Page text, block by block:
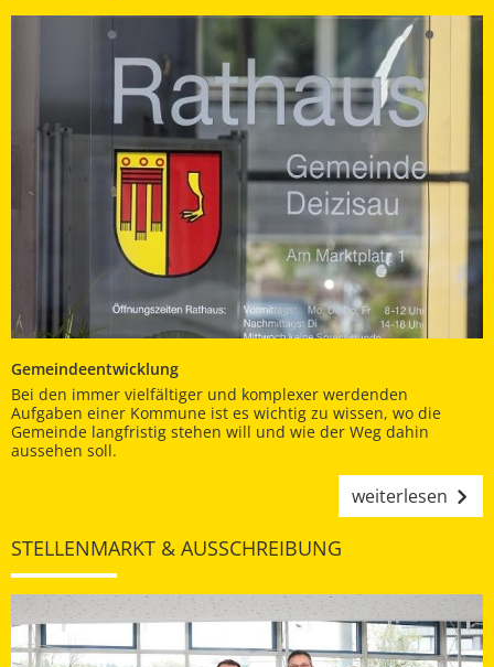
Gemeindeentwicklung
Bei den immer vielfältiger und komplexer werdenden
Aufgaben einer Kommune ist es wichtig zu wissen, wo die
Gemeinde langfristig stehen will und wie der Weg dahin
aussehen soll.
weiterlesen
STELLENMARKT & AUSSCHREIBUNG